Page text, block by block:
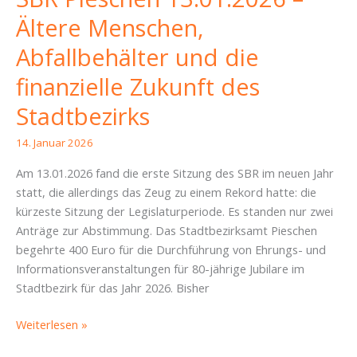
Ältere Menschen,
Abfallbehälter und die
finanzielle Zukunft des
Stadtbezirks
14. Januar 2026
Am 13.01.2026 fand die erste Sitzung des SBR im neuen Jahr
statt, die allerdings das Zeug zu einem Rekord hatte: die
kürzeste Sitzung der Legislaturperiode. Es standen nur zwei
Anträge zur Abstimmung. Das Stadtbezirksamt Pieschen
begehrte 400 Euro für die Durchführung von Ehrungs- und
Informationsveranstaltungen für 80-jährige Jubilare im
Stadtbezirk für das Jahr 2026. Bisher
SBR
Weiterlesen »